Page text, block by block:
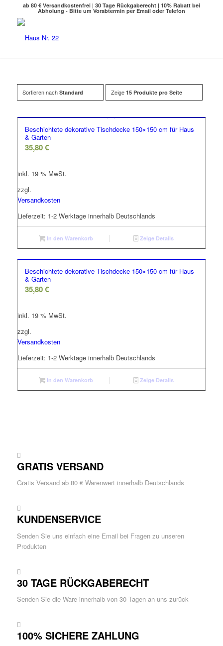
ab 80 € Versandkostenfrei | 30 Tage Rückgaberecht | 10% Rabatt bei
Abholung - Bitte um Vorabtermin per Email oder Telefon
Sortieren nach Standard Zeige 15 Produkte pro Seite
Beschichtete dekorative Tischdecke 150×150 cm für Haus
& Garten
35,80€
inkl. 19 % MwSt.
zzgl.
Versandkosten
Lieferzeit: 1-2 Werktage innerhalb Deutschlands
In den Warenkorb Zeige Details
Beschichtete dekorative Tischdecke 150×150 cm für Haus
& Garten
35,80€
inkl. 19 % MwSt.
zzgl.
Versandkosten
Lieferzeit: 1-2 Werktage innerhalb Deutschlands
In den Warenkorb Zeige Details
GRATIS VERSAND
Gratis Versand ab 80 € Warenwert innerhalb Deutschlands
KUNDENSERVICE
Senden Sie uns einfach eine Email bei Fragen zu unseren
Produkten
30 TAGE RÜCKGABERECHT
Senden Sie die Ware innerhalb von 30 Tagen an uns zurück
100% SICHERE ZAHLUNG